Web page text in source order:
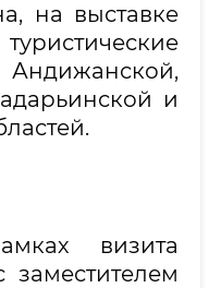
на выставке
и
визита
заместителем